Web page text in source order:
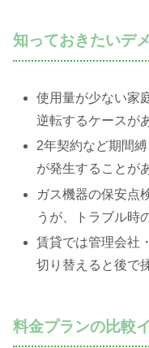
知っておきたいデ
使用量が少ない家
逆転するケースが
2年契約など期間
が発生することが
ガス機器の保安点
うが、トラブル時
賃貸では管理会社
切り替えると後で
料金プランの比較